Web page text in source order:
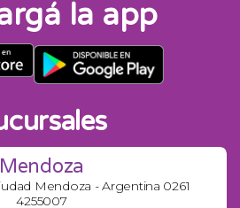
la app
Mendoza
Mendoza - Argentina 0261
4255007